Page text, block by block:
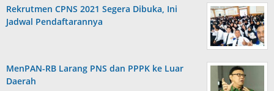
Rekrutmen CPNS 2021 Segera Dibuka, Ini
Jadwal Pendaftarannya
MenPAN-RB Larang PNS dan PPPK ke Luar
Daerah